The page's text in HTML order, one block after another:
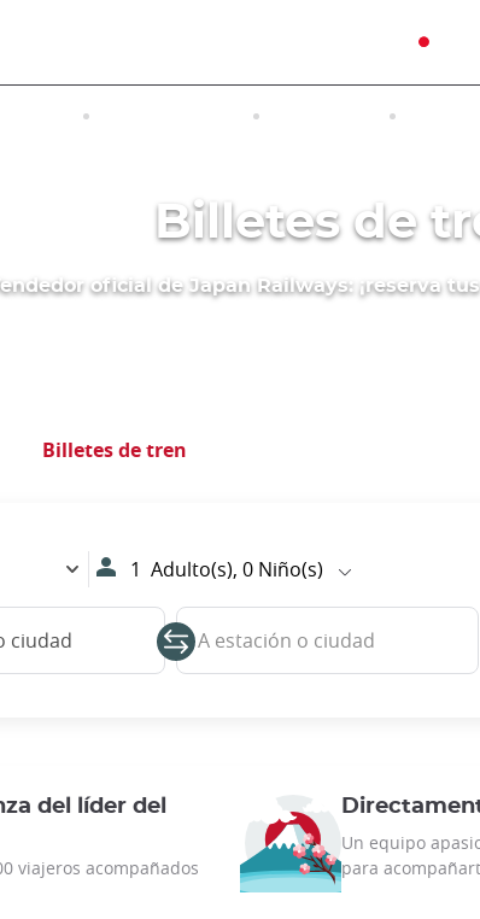
Billetes de
oficial de Japan Railways: ¡reserva
Billetes de tren
1 Adulto(s),0 Niño(s)
ciudad A estación o ciudad
del líder del
viajeros acompañados
Un equipo
para